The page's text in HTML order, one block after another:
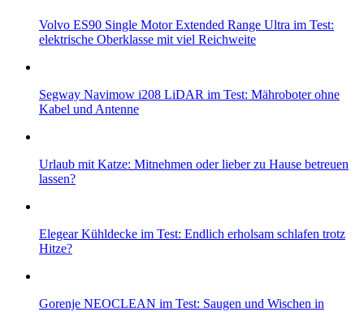
Volvo ES90 Single Motor Extended Range Ultra im Test:
elektrische Oberklasse mit viel Reichweite
Segway Navimow i208 LiDAR im Test: Mähroboter ohne
Kabel und Antenne
Urlaub mit Katze: Mitnehmen oder lieber zu Hause betreuen
lassen?
Elegear Kühldecke im Test: Endlich erholsam schlafen trotz
Hitze?
Gorenje NEOCLEAN im Test: Saugen und Wischen in